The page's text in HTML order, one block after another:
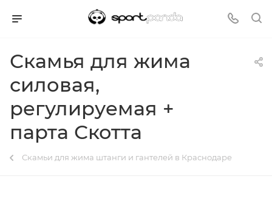
Скамья для жима
силовая,
регулируемая +
парта Скотта
Скамьи для жима штанги и гантелей в Краснодаре